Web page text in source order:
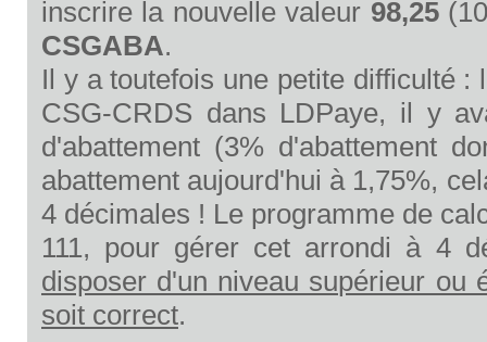
inscrire la nouvelle valeur 98,25
CSGABA.
Il y a toutefois une petite difficulté
CSG-CRDS dans LDPaye, il y
d'abattement (3% d'abattement
abattement aujourd'hui à 1,75%,
4 décimales ! Le programme de
111, pour gérer cet arrondi à 4
disposer d'un niveau supérieur ou
soit correct.